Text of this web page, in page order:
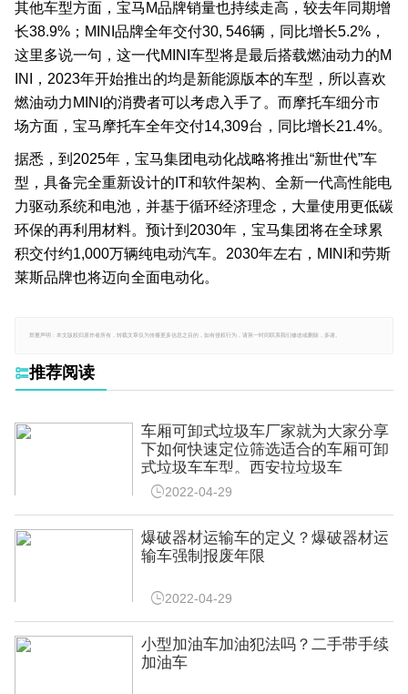
其他车型方面，宝马M品牌销量也持续走高，较去年同期增
长38.9%；MINI品牌全年交付30, 546辆，同比增长5.2%，
这里多说一句，这一代MINI车型将是最后搭载燃油动力的M
INI，2023年开始推出的均是新能源版本的车型，所以喜欢
燃油动力MINI的消费者可以考虑入手了。而摩托车细分市
场方面，宝马摩托车全年交付14,309台，同比增长21.4%。
据悉，到2025年，宝马集团电动化战略将推出“新世代”车
型，具备完全重新设计的IT和软件架构、全新一代高性能电
力驱动系统和电池，并基于循环经济理念，大量使用更低碳
环保的再利用材料。预计到2030年，宝马集团将在全球累
积交付约1,000万辆纯电动汽车。2030年左右，MINI和劳斯
莱斯品牌也将迈向全面电动化。
郑重声明：本文版权归原作者所有，转载文章仅为传播更多信息之目的，如有侵权行为，请第一时间联系我们修改或删除，多谢。
推荐阅读
车厢可卸式垃圾车厂家就为大家分享
下如何快速定位筛选适合的车厢可卸
式垃圾车车型。西安拉垃圾车
2022-04-29
爆破器材运输车的定义？爆破器材运
输车强制报废年限
2022-04-29
小型加油车加油犯法吗？二手带手续
加油车